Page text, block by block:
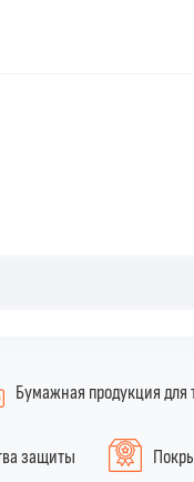
Бумажная продукция для
защиты